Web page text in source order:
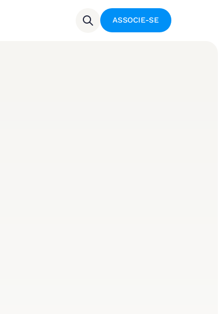
ASSOCIE-SE